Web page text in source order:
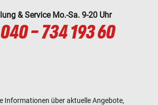
& Service Mo.-Sa. 9-20 Uhr
040 - 734 193 60
Informationen über aktuelle Angebote,